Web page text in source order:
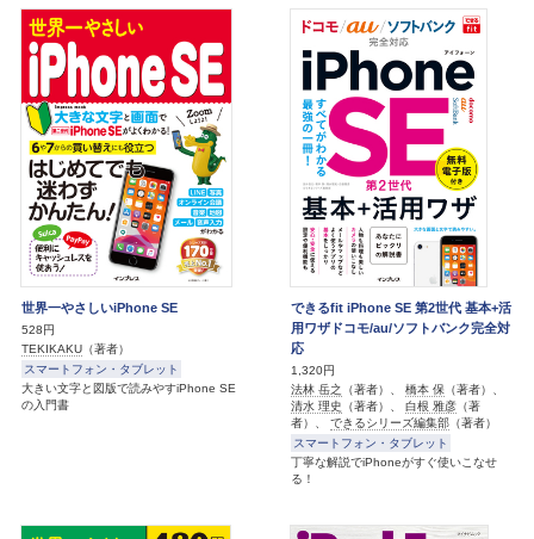
世界一やさしいiPhone SE
528円
TEKIKAKU （著者）
スマートフォン・タブレット
大きい文字と図版で読みやすiPhone SE
の入門書
できるfit iPhone SE 第2世代 基本+活
用ワザドコモ/au/ソフトバンク完全対
応
1,320円
法林 岳之 （著者）、 橋本 保 （著者）、
清水 理史 （著者）、 白根 雅彦 （著
者）、 できるシリーズ編集部 （著者）
スマートフォン・タブレット
丁寧な解説でiPhoneがすぐ使いこなせ
る！